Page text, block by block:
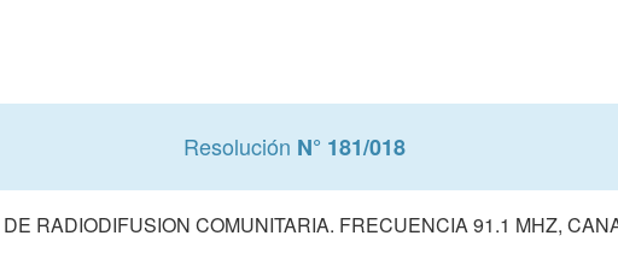
Resolución N° 181/018
RADIODIFUSION COMUNITARIA. FRECUENCIA 91.1 MHZ,